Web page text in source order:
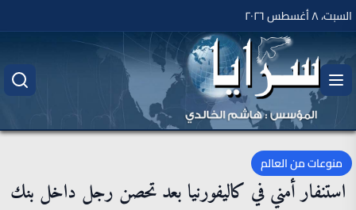
السبت، ٨ أغسطس ٢٠٢٦
منوعات من العالم
استنفار أمني في كاليفورنيا بعد تحصن رجل داخل بنك